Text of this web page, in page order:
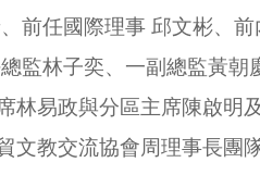
前任國際理事 邱文彬、
監林子奕、一副總監黃朝
林易政與分區主席陳啟明
文教交流協會周理事長團